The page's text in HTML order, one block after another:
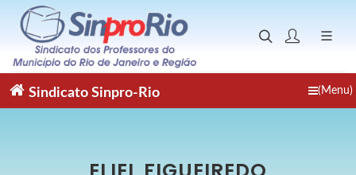
Sindicato Sinpro-Rio (Menu)